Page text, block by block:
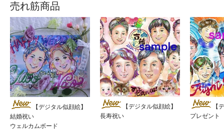
売れ筋商品
【デジタル似顔絵】
結婚祝い
ウェルカムボード
【デジタル似顔絵】
長寿祝い
【
プレゼント